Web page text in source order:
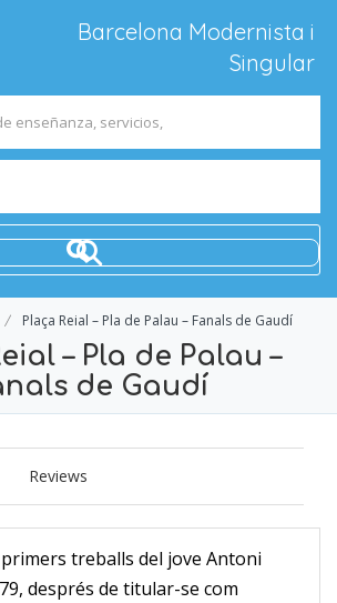
Barcelona Modernista i
Singular
Plaça Reial – Pla de Palau – Fanals de Gaudí
– Pla de Palau –
de Gaudí
Reviews
treballs del jove Antoni
després de titular-se com